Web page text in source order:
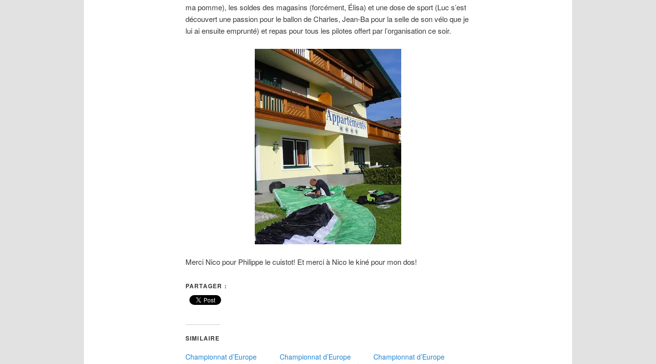
ma pomme), les soldes des magasins (forcément, Élisa) et une dose de sport (Luc s’est
découvert une passion pour le ballon de Charles, Jean-Ba pour la selle de son vélo que je
lui ai ensuite emprunté) et repas pour tous les pilotes offert par l’organisation ce soir.
Merci Nico pour Philippe le cuistot! Et merci à Nico le kiné pour mon dos!
PARTAGER :
SIMILAIRE
Championnat d’Europe
Championnat d’Europe
Championnat d’Europe